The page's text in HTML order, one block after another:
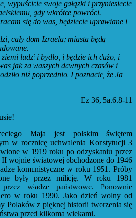
wypuścicie swoje gałązki i przyniesiecie
gdy wkrótce powróci.
się do was, będziecie uprawiane i
cały dom Izraela; miasta będą
ludzi i bydło, i będzie ich dużo, i
jak za waszych dawnych czasów i
niż poprzednio. I poznacie, że Ja
Ez 36, 5a.6.8-11
Maja jest polskim świętem
w rocznicę uchwalenia Konstytucji 3
w 1919 roku po odzyskaniu przez
II wojnie światowej obchodzone do 1946
komunistyczne w roku 1951. Próby
były przez milicję. W roku 1981
władze państwowe. Ponownie
w roku 1990. Jako dzień wolny od
Polaków z pięknej historii tworzenia się
przed kilkoma wiekami.